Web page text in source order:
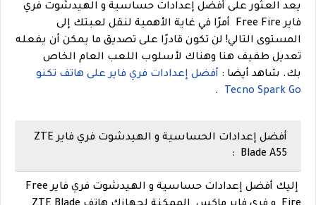
يعد العثور على أفضل إعدادات حساسية و الهيدشوت فري
فاير Free Fire أمرًا في غاية الأهمية لنقل لعبتك إلى
المستوى التالي! لن تكون قادرًا على تصديق ما يمكن أن يفعله
تعديل طفيف هنا وهناك لأسلوب اللعب العام الخاص
بك. شاهد أيضا : أفضل إعدادات فري فاير على هاتف تكنو
Tecno Spark Go
.
أفضل إعدادات الحساسية و الهيدشوت فري فاير ZTE
Blade A55 :
إليك أفضل إعدادات حساسية و الهيدشوت فري فايرFree